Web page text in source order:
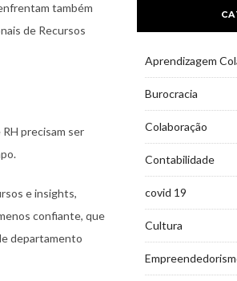
também
de Recursos
precisam ser
e insights,
confiante, que
departamento
Aprendizagem
Burocracia
Colaboração
Contabilidade
covid 19
Cultura